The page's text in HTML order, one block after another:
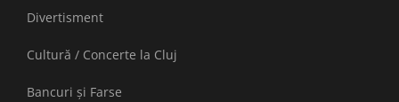
Divertisment
Cultură / Concerte la Cluj
Bancuri și Farse